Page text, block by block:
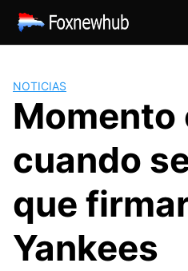
Saltar
contenido
NOTICIAS
Momento
cuando
que
Yankees